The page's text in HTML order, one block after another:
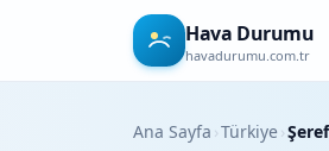
Hava Durumu
havadurumu.com.tr
Ana Sayfa ›Türkiye›